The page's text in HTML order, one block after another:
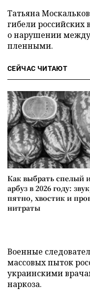
Татьяна
гибели российских
о нарушении
пленными.
СЕЙЧАС ЧИТАЮТ
Как выбрать спелый
арбуз в 2026 году:
пятно, хвостик и
нитраты
Военные
массовых пыток
украинскими
наркоза.